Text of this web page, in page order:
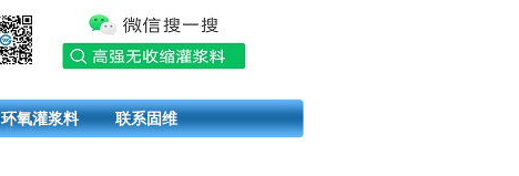
环氧灌浆料 联系固维